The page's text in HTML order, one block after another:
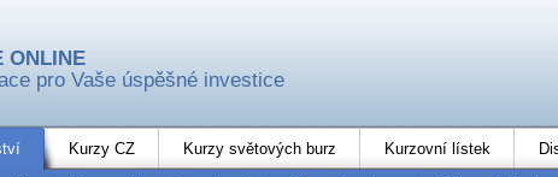
ONLINE
pro Vaše úspěšné investice
Kurzy CZ Kurzy světových burz Kurzovní lístek